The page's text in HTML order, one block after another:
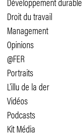
Droit du travail
Management
Opinions
@FER
Portraits
L'illu de la der
Vidéos
Podcasts
Kit Média